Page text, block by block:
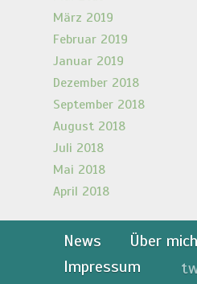
März 2019
Februar 2019
Januar 2019
Dezember 2018
September 2018
August 2018
Juli 2018
Mai 2018
April 2018
News Über mich
Impressum